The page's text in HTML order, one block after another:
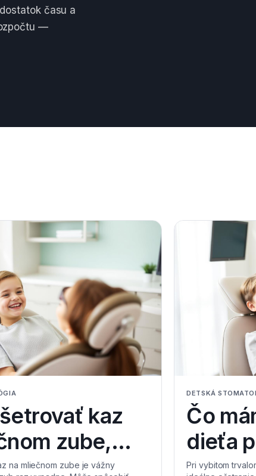
času a
—
kaz
zube,
vypadne?
na mliečnom zube je vážny
DETSKÁ
Čo
dieťa
Pri vybitom